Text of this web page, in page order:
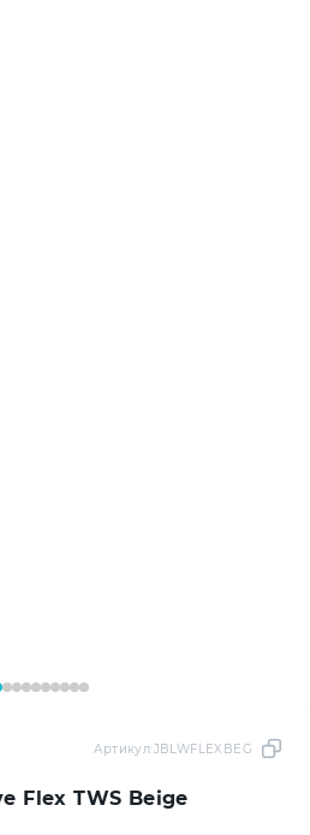
Flex TWS Beige
Артикул:JBLWFLEXBEG